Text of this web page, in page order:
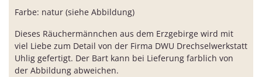
Farbe: natur (siehe Abbildung)
Dieses Räuchermännchen aus dem Erzgebirge wird mit
viel Liebe zum Detail von der Firma DWU Drechselwerkstatt
Uhlig gefertigt. Der Bart kann bei Lieferung farblich von
der Abbildung abweichen.